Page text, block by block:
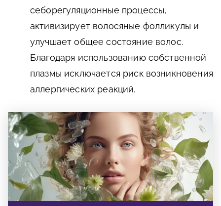
себорегуляционные процессы,
активизирует волосяные фолликулы и
улучшает общее состояние волос.
Благодаря использованию собственной
плазмы исключается риск возникновения
аллергических реакций.